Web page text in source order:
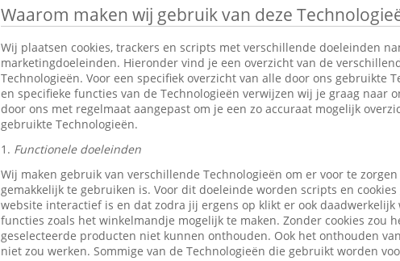
Waarom maken wij gebruik van deze
Wij plaatsen cookies, trackers en scripts met verschillende doeleinden
marketingdoeleinden. Hieronder vind je een overzicht van de
Technologieën. Voor een specifiek overzicht van alle door ons gebruikte
en specifieke functies van de Technologieën verwijzen wij je graag naar
door ons met regelmaat aangepast om je een zo accuraat mogelijk
gebruikte Technologieën.
1. Functionele doeleinden
Wij maken gebruik van verschillende Technologieën om er voor te
gemakkelijk te gebruiken is. Voor dit doeleinde worden scripts en
website interactief is en dat zodra jij ergens op klikt er ook
functies zoals het winkelmandje mogelijk te maken. Zonder cookies zou
geselecteerde producten niet kunnen onthouden. Ook het onthouden
niet zou werken. Sommige van de Technologieën die gebruikt worden